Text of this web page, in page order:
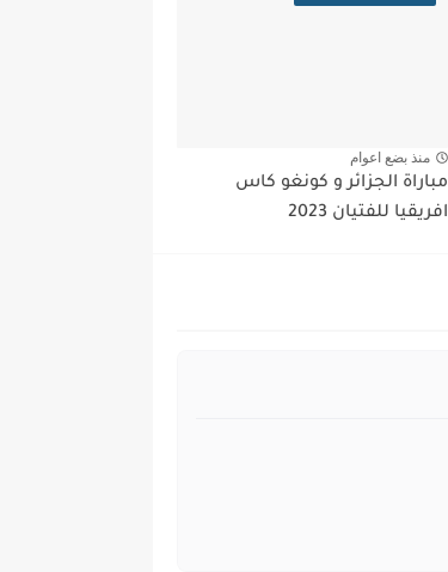
منذ بضع اعوام
مباراة الجزائر و كونغو كاس
افريقيا للفتيان 2023